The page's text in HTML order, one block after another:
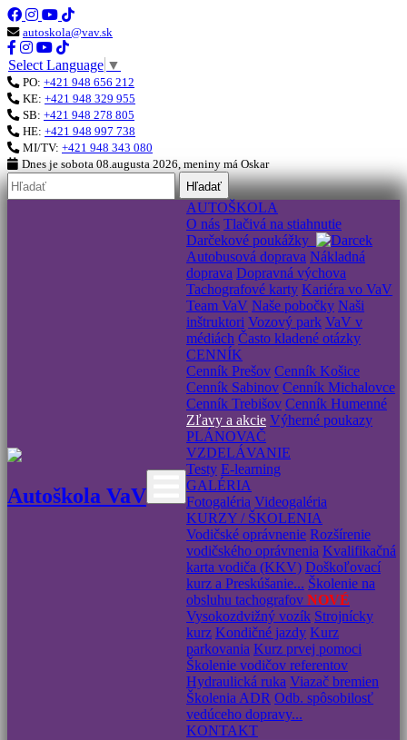
autoskola@vav.sk
Select Language ▼
PO: +421 948 656 212
KE: +421 948 329 955
SB: +421 948 278 805
HE: +421 948 997 738
MI/TV: +421 948 343 080
Dnes je sobota 08.augusta 2026, meniny má Oskar
Hľadať
Autoškola VaV
AUTOŠKOLA
O nás Tlačivá na stiahnutie
Darčekové poukážky
Autobusová doprava Nákladná
doprava Dopravná výchova
Tachografové karty Kariéra vo VaV
Team VaV Naše pobočky Naši
inštruktori Vozový park VaV v
médiách Často kladené otázky
CENNÍK
Cenník Prešov Cenník Košice
Cenník Sabinov Cenník Michalovce
Cenník Trebišov Cenník Humenné
Zľavy a akcie Výherné poukazy
PLÁNOVAČ
VZDELÁVANIE
Testy E-learning
GALÉRIA
Fotogaléria Videogaléria
KURZY / ŠKOLENIA
Vodičské oprávnenie Rozšírenie
vodičského oprávnenia Kvalifikačná
karta vodiča (KKV) Doškoľovací
kurz a Preskúšanie... Školenie na
obsluhu tachografov NOVÉ
Vysokozdvižný vozík Strojnícky
kurz Kondičné jazdy Kurz
parkovania Kurz prvej pomoci
Školenie vodičov referentov
Hydraulická ruka Viazač bremien
Školenia ADR Odb. spôsobilosť
vedúceho dopravy...
KONTAKT